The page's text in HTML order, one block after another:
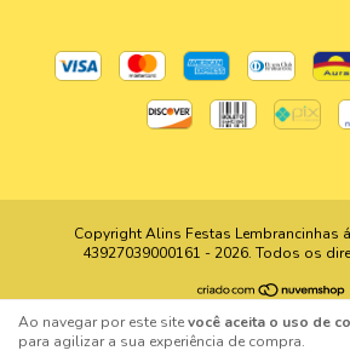
Ao navegar por este sitevocê aceita o uso de
para agilizar a sua experiência de compra.
Copyright Alins Festas Lembrancinhas
43927039000161 - 2026. Todos os